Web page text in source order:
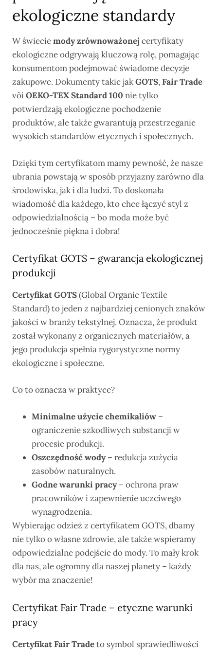
ekologiczne standardy
W świeciemody zrównoważonej certyfikaty
ekologiczne odgrywają kluczową rolę, pomagając
konsumentom podejmować świadome decyzje
zakupowe. Dokumenty takie jakGOTS,Fair Trade
võiOEKO-TEX Standard 100 nie tylko
potwierdzają ekologiczne pochodzenie
produktów, ale także gwarantują przestrzeganie
wysokich standardów etycznych i społecznych.
Dzięki tym certyfikatom mamy pewność, że nasze
ubrania powstają w sposób przyjazny zarówno dla
środowiska, jak i dla ludzi. To doskonała
wiadomość dla każdego, kto chce łączyć styl z
odpowiedzialnością – bo moda może być
jednocześnie piękna i dobra!
Certyfikat GOTS – gwarancja ekologicznej
produkcji
Certyfikat GOTS(Global Organic Textile
Standard) to jeden z najbardziej cenionych znaków
jakości w branży tekstylnej. Oznacza, że produkt
został wykonany z organicznych materiałów, a
jego produkcja spełnia rygorystyczne normy
ekologiczne i społeczne.
Co to oznacza w praktyce?
Minimalne użycie chemikaliów –
ograniczenie szkodliwych substancji w
procesie produkcji.
Oszczędność wody– redukcja zużycia
zasobów naturalnych.
Godne warunki pracy– ochrona praw
pracowników i zapewnienie uczciwego
wynagrodzenia.
Wybierając odzież z certyfikatem GOTS, dbamy
nie tylko o własne zdrowie, ale także wspieramy
odpowiedzialne podejście do mody. To mały krok
dla nas, ale ogromny dla naszej planety – każdy
wybór ma znaczenie!
Certyfikat Fair Trade – etyczne warunki
pracy
Certyfikat Fair Tradeto symbol sprawiedliwości